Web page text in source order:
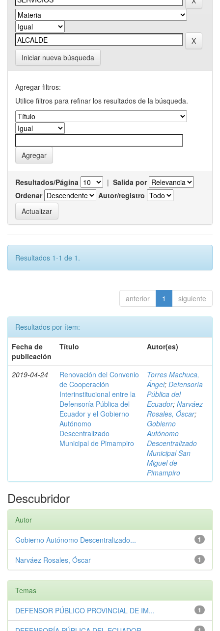
Iniciar nueva búsqueda
Agregar filtros:
Utilice filtros para refinar los resultados de la búsqueda.
Resultados/Página | Salida por
Ordenar
Autor/registro
Resultados 1-1 de 1.
anterior 1 siguiente
Resultados por ítem:
Fecha de
publicación
Título Autor(es)
2019-04-24
Renovación del Convenio
de Cooperación
Interinstitucional entre la
Defensoría Pública del
Ecuador y el Gobierno
Autónomo
Descentralizado
Municipal de Pimampiro
Torres Machuca,
Ángel; Defensoría
Pública del
Ecuador; Narváez
Rosales, Óscar;
Gobierno
Autónomo
Descentralizado
Municipal San
Miguel de
Pimampiro
Descubridor
Autor
1
Gobierno Autónomo Descentralizado...
1
Narváez Rosales, Óscar
Temas
1
DEFENSOR PÚBLICO PROVINCIAL DE IM...